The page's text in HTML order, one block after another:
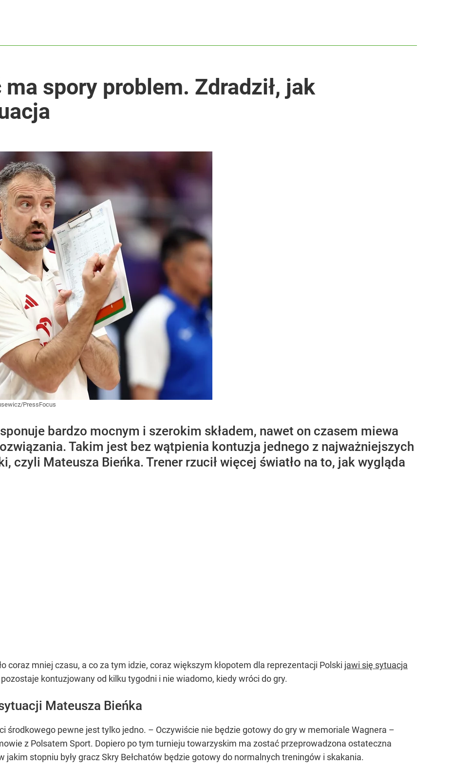
spory problem. Zdradził, jak
PressFocus
bardzo mocnym i szerokim składem, nawet on czasem miewa
Takim jest bez wątpienia kontuzja jednego z najważniejszych
czyli Mateusza Bieńka. Trener rzucił więcej światło na to, jak wygląda
coraz mniej czasu, a co za tym idzie, coraz większym kłopotem dla reprezentacji Polski jawi się sytuacja
kontuzjowany od kilku tygodni i nie wiadomo, kiedy wróci do gry.
Mateusza Bieńka
środkowego pewne jest tylko jedno. – Oczywiście nie będzie gotowy do gry w memoriale Wagnera –
z Polsatem Sport. Dopiero po tym turnieju towarzyskim ma zostać przeprowadzona ostateczna
jakim stopniu były gracz Skry Bełchatów będzie gotowy do normalnych treningów i skakania.